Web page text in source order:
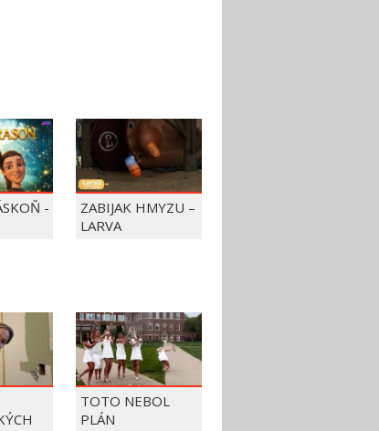
-
ZABIJAK HMYZU –
LARVA
TOTO NEBOL
PLÁN